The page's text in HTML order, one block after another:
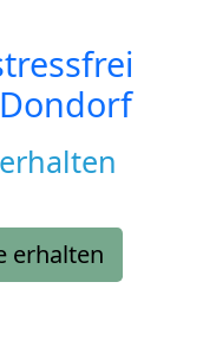
Dondorf
erhalten